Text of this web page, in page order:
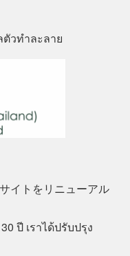
ตัวทำละลาย
イトをリニューアル
ปี เราได้ปรับปรุง